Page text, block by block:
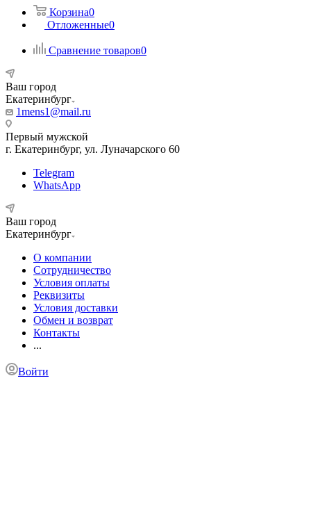
Корзина0
Отложенные0
Сравнение товаров0
Ваш город
Екатеринбург
1mens1@mail.ru
Первый мужской
г. Екатеринбург, ул. Луначарского 60
Telegram
WhatsApp
Ваш город
Екатеринбург
О компании
Сотрудничество
Условия оплаты
Реквизиты
Условия доставки
Обмен и возврат
Контакты
...
Войти